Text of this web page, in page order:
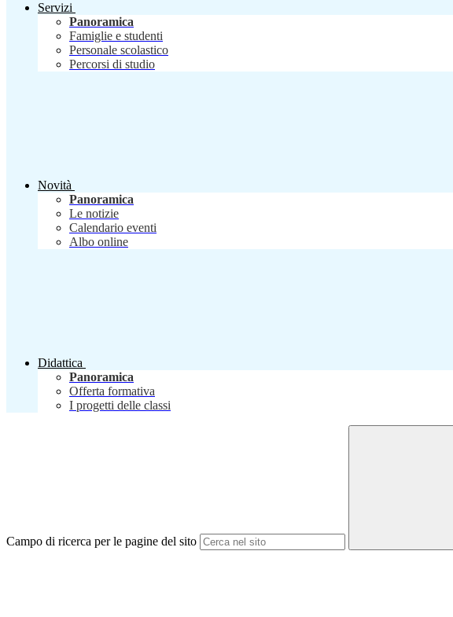
Servizi
Panoramica
Famiglie e studenti
Personale scolastico
Percorsi di studio
Novità
Panoramica
Le notizie
Calendario eventi
Albo online
Didattica
Panoramica
Offerta formativa
I progetti delle classi
Campo di ricerca per le pagine del sito